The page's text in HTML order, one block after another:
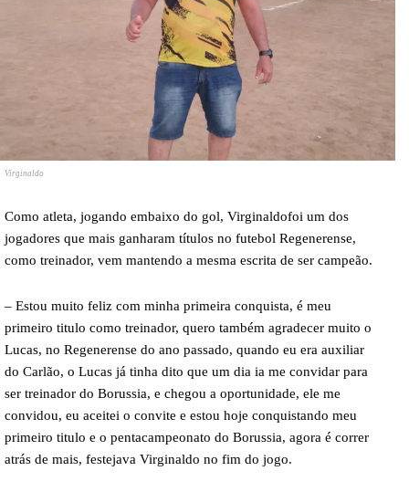
Virginaldo
Como atleta, jogando embaixo do gol, Virginaldofoi um dos
jogadores que mais ganharam títulos no futebol Regenerense,
como treinador, vem mantendo a mesma escrita de ser campeão.
– Estou muito feliz com minha primeira conquista, é meu
primeiro titulo como treinador, quero também agradecer muito o
Lucas, no Regenerense do ano passado, quando eu era auxiliar
do Carlão, o Lucas já tinha dito que um dia ia me convidar para
ser treinador do Borussia, e chegou a oportunidade, ele me
convidou, eu aceitei o convite e estou hoje conquistando meu
primeiro titulo e o pentacampeonato do Borussia, agora é correr
atrás de mais, festejava Virginaldo no fim do jogo.